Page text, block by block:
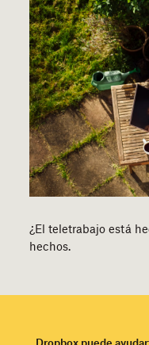
¿El teletrabajo está
hechos.